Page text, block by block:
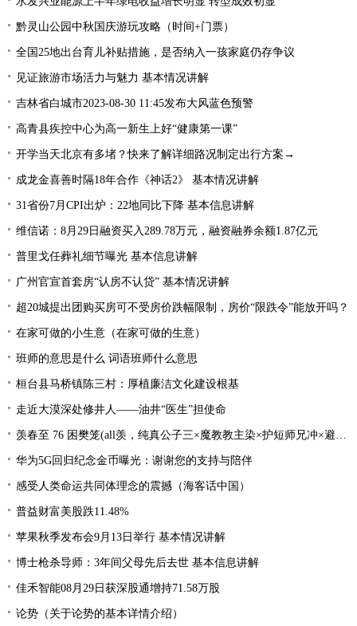
黔灵山公园中秋国庆游玩攻略（时间+门票）
全国25地出台育儿补贴措施，是否纳入一孩家庭仍存争议
见证旅游市场活力与魅力 基本情况讲解
吉林省白城市2023-08-30 11:45发布大风蓝色预警
高青县疾控中心为高一新生上好“健康第一课”
开学当天北京有多堵？快来了解详细路况制定出行方案→
成龙金喜善时隔18年合作《神话2》 基本情况讲解
31省份7月CPI出炉：22地同比下降 基本信息讲解
维信诺：8月29日融资买入289.78万元，融资融券余额1.87亿元
普里戈任葬礼细节曝光 基本信息讲解
广州官宣首套房“认房不认贷” 基本情况讲解
超20城提出团购买房可不受房价跌幅限制，房价“限跌令”能放开吗？
在家可做的小生意（在家可做的生意）
班师的意思是什么 词语班师什么意思
桓台县马桥镇陈三村：厚植廉洁文化建设根基
走近大漠深处修井人——油井“医生”担使命
羡春至 76 困樊笼(all羡，纯真公子三×魔教教主染×护短师兄冲×避世温柔影×贪财白莲羡）
华为5G回归纪念金币曝光：谢谢您的支持与陪伴
感受人类命运共同体理念的震撼（海客话中国）
普益财富美股跌11.48%
苹果秋季发布会9月13日举行 基本情况讲解
博士枪杀导师：3年间父母先后去世 基本信息讲解
佳禾智能08月29日获深股通增持71.58万股
论势（关于论势的基本详情介绍）